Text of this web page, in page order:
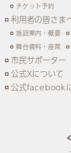
チケット予約
利用者の皆さま
施設案内・概要
舞台資料・座席
市民サポーター
公式Xについて
公式facebook